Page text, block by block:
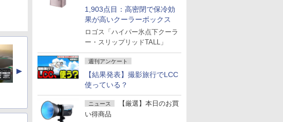
1,903点目：高密閉で保冷効
果が高いクーラーボックス
ロゴス「ハイパー氷点下クーラ
ー・スリップリッドTALL」
週刊アンケート
【結果発表】撮影旅行でLCC
使っている？
ニュース
【厳選】本日のお買
い得商品
▲